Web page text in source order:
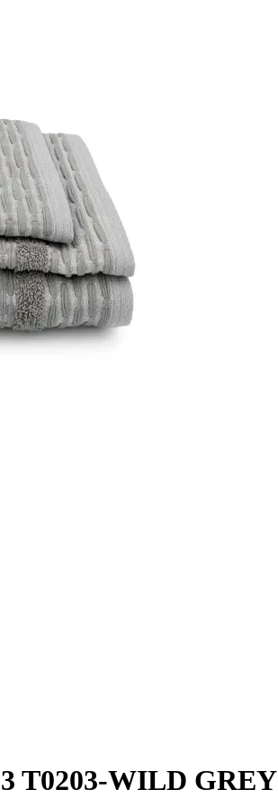
T0203-WILD GREY